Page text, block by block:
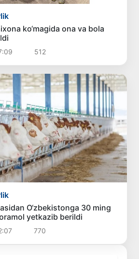
ko‘magida ona va bola
512
O‘zbekistonga 30 ming
yetkazib berildi
770